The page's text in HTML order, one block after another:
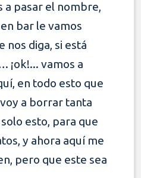
a pasar el nombre,
bar le vamos
nos diga, si está
¡ok!... vamos a
en todo esto que
voy a borrar tanta
esto, para que
y ahora aquí me
pero que este sea